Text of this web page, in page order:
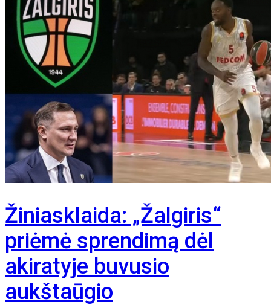
Žiniasklaida: „Žalgiris“
priėmė sprendimą dėl
akiratyje buvusio
aukštaūgio